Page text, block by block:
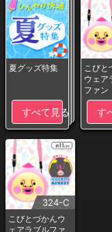
夏グッズ特集
すべて見る
こびと
ウェア
ファン
す
324-C
こびとづかんウ
ェアラブルファ